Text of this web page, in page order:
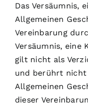
Das Versäumnis,
Allgemeinen
Vereinbarung
Versäumnis, eine
gilt nicht als
und berührt nicht
Allgemeinen
dieser